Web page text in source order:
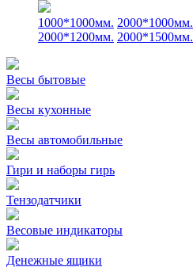
1000*1000мм. 2000*1000мм.
2000*1200мм. 2000*1500мм.
Весы бытовые
Весы кухонные
Весы автомобильные
Гири и наборы гирь
Тензодатчики
Весовые индикаторы
Денежные ящики